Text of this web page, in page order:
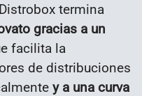
termina
gracias a un
facilita la
de distribuciones
y a una curva